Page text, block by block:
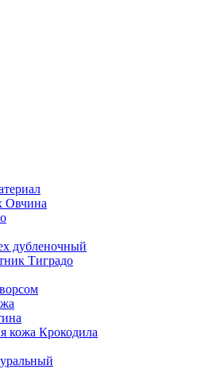
Овчина
дубленочный
Тиградо
кожа Крокодила